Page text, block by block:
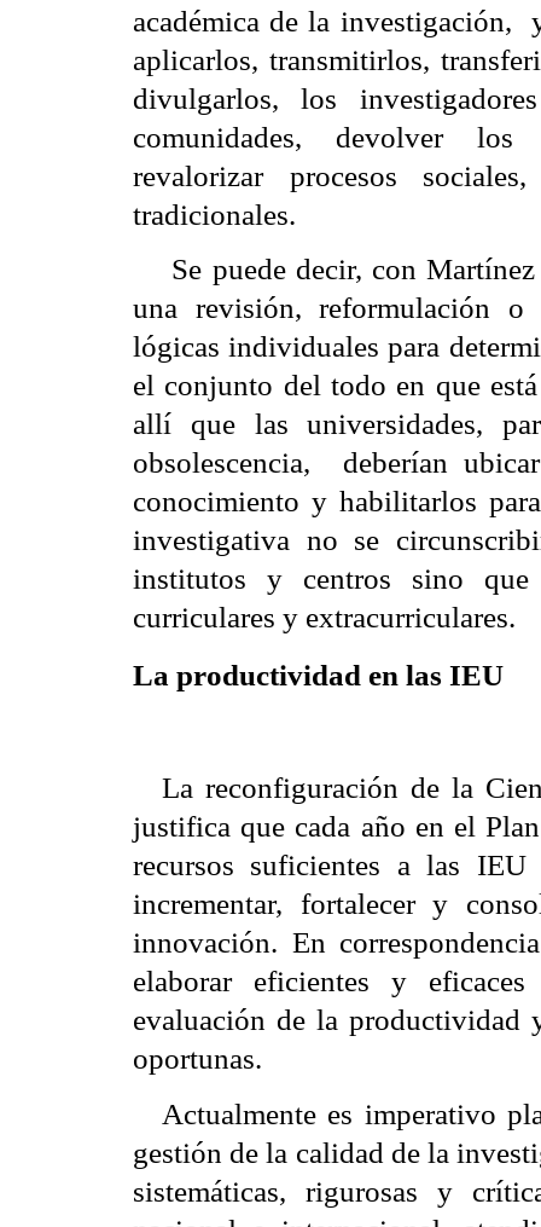
académica de la investigación,
aplicarlos, transmitirlos,
divulgarlos, los
comunidades, devolver los
revalorizar procesos
tradicionales.
Se puede decir, con
una revisión, reformulación o
lógicas individuales para
el conjunto del todo en que
allí que las universidades,
obsolescencia,
deberían
conocimiento y habilitarlos
investigativa no se
institutos y centros sino
curriculares y extracurriculares.
La productividad en las IEU
La reconfiguración de la
justifica que cada año en el
recursos suficientes a las IEU
incrementar, fortalecer y
innovación. En
elaborar eficientes y
evaluación de la productividad
oportunas.
Actualmente es imperativo
gestión de la calidad de la
sistemáticas, rigurosas y